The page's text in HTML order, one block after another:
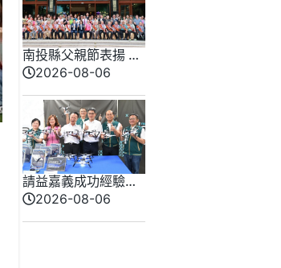
南投縣父親節表揚 許
淑華肯定模範父親感
2026-08-06
請益嘉義成功經驗
劉建國端三大政見打
2026-08-06